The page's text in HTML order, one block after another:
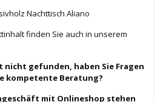
Nachttisch Aliano
finden Sie auch in unserem
nicht gefunden, haben Sie Fragen
kompetente Beratung?
mit Onlineshop stehen